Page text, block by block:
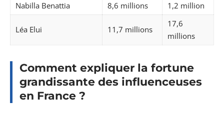
Nabilla Benattia 8,6 millions 1,2 million
Léa Elui 11,7 millions
17,6
millions
Comment expliquer la fortune
grandissante des influenceuses
en France ?